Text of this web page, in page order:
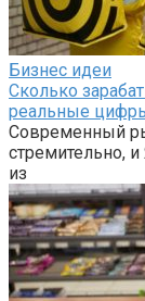
Бизнес идеи
Сколько
реальные
Современный
стремительно,
из